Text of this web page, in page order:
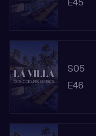
E45
S05
E46